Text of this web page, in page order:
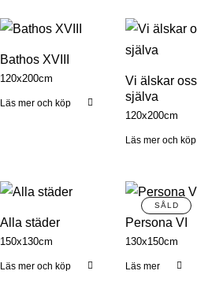
Bathos XVIII
120x200cm
Läs mer och köp
Vi älskar oss
själva
120x200cm
Läs mer och köp
Alla städer
150x130cm
Läs mer och köp
Persona VI
130x150cm
Läs mer